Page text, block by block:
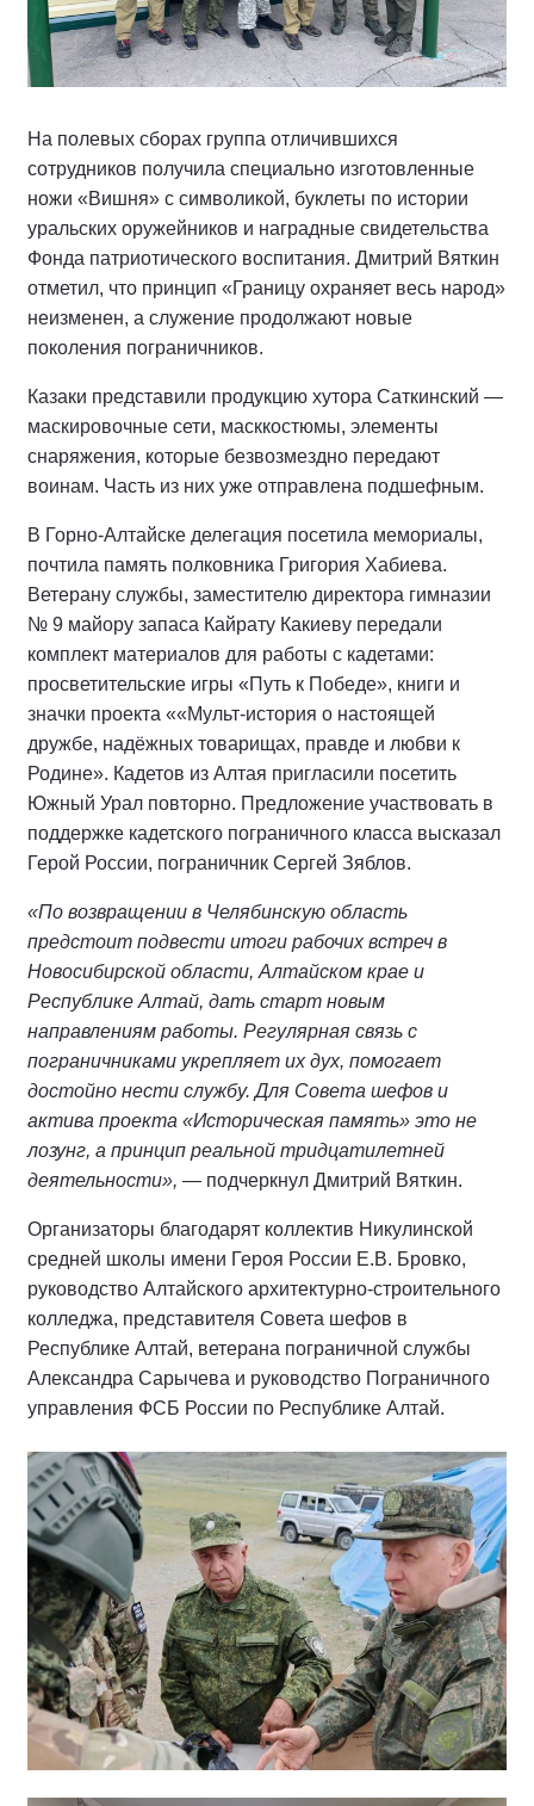
На полевых сборах группа отличившихся
сотрудников получила специально изготовленные
ножи «Вишня» с символикой, буклеты по истории
уральских оружейников и наградные свидетельства
Фонда патриотического воспитания. Дмитрий Вяткин
отметил, что принцип «Границу охраняет весь народ»
неизменен, а служение продолжают новые
поколения пограничников.
Казаки представили продукцию хутора Саткинский —
маскировочные сети, масккостюмы, элементы
снаряжения, которые безвозмездно передают
воинам. Часть из них уже отправлена подшефным.
В Горно-Алтайске делегация посетила мемориалы,
почтила память полковника Григория Хабиева.
Ветерану службы, заместителю директора гимназии
№ 9 майору запаса Кайрату Какиеву передали
комплект материалов для работы с кадетами:
просветительские игры «Путь к Победе», книги и
значки проекта ««Мульт-история о настоящей
дружбе, надёжных товарищах, правде и любви к
Родине». Кадетов из Алтая пригласили посетить
Южный Урал повторно. Предложение участвовать в
поддержке кадетского пограничного класса высказал
Герой России, пограничник Сергей Зяблов.
«По возвращении в Челябинскую область
предстоит подвести итоги рабочих встреч в
Новосибирской области, Алтайском крае и
Республике Алтай, дать старт новым
направлениям работы. Регулярная связь с
пограничниками укрепляет их дух, помогает
достойно нести службу. Для Совета шефов и
актива проекта «Историческая память» это не
лозунг, а принцип реальной тридцатилетней
деятельности», — подчеркнул Дмитрий Вяткин.
Организаторы благодарят коллектив Никулинской
средней школы имени Героя России Е.В. Бровко,
руководство Алтайского архитектурно-строительного
колледжа, представителя Совета шефов в
Республике Алтай, ветерана пограничной службы
Александра Сарычева и руководство Пограничного
управления ФСБ России по Республике Алтай.